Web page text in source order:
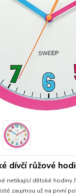
dívčí růžové
netikající dětské hodiny
zaujmou už na první